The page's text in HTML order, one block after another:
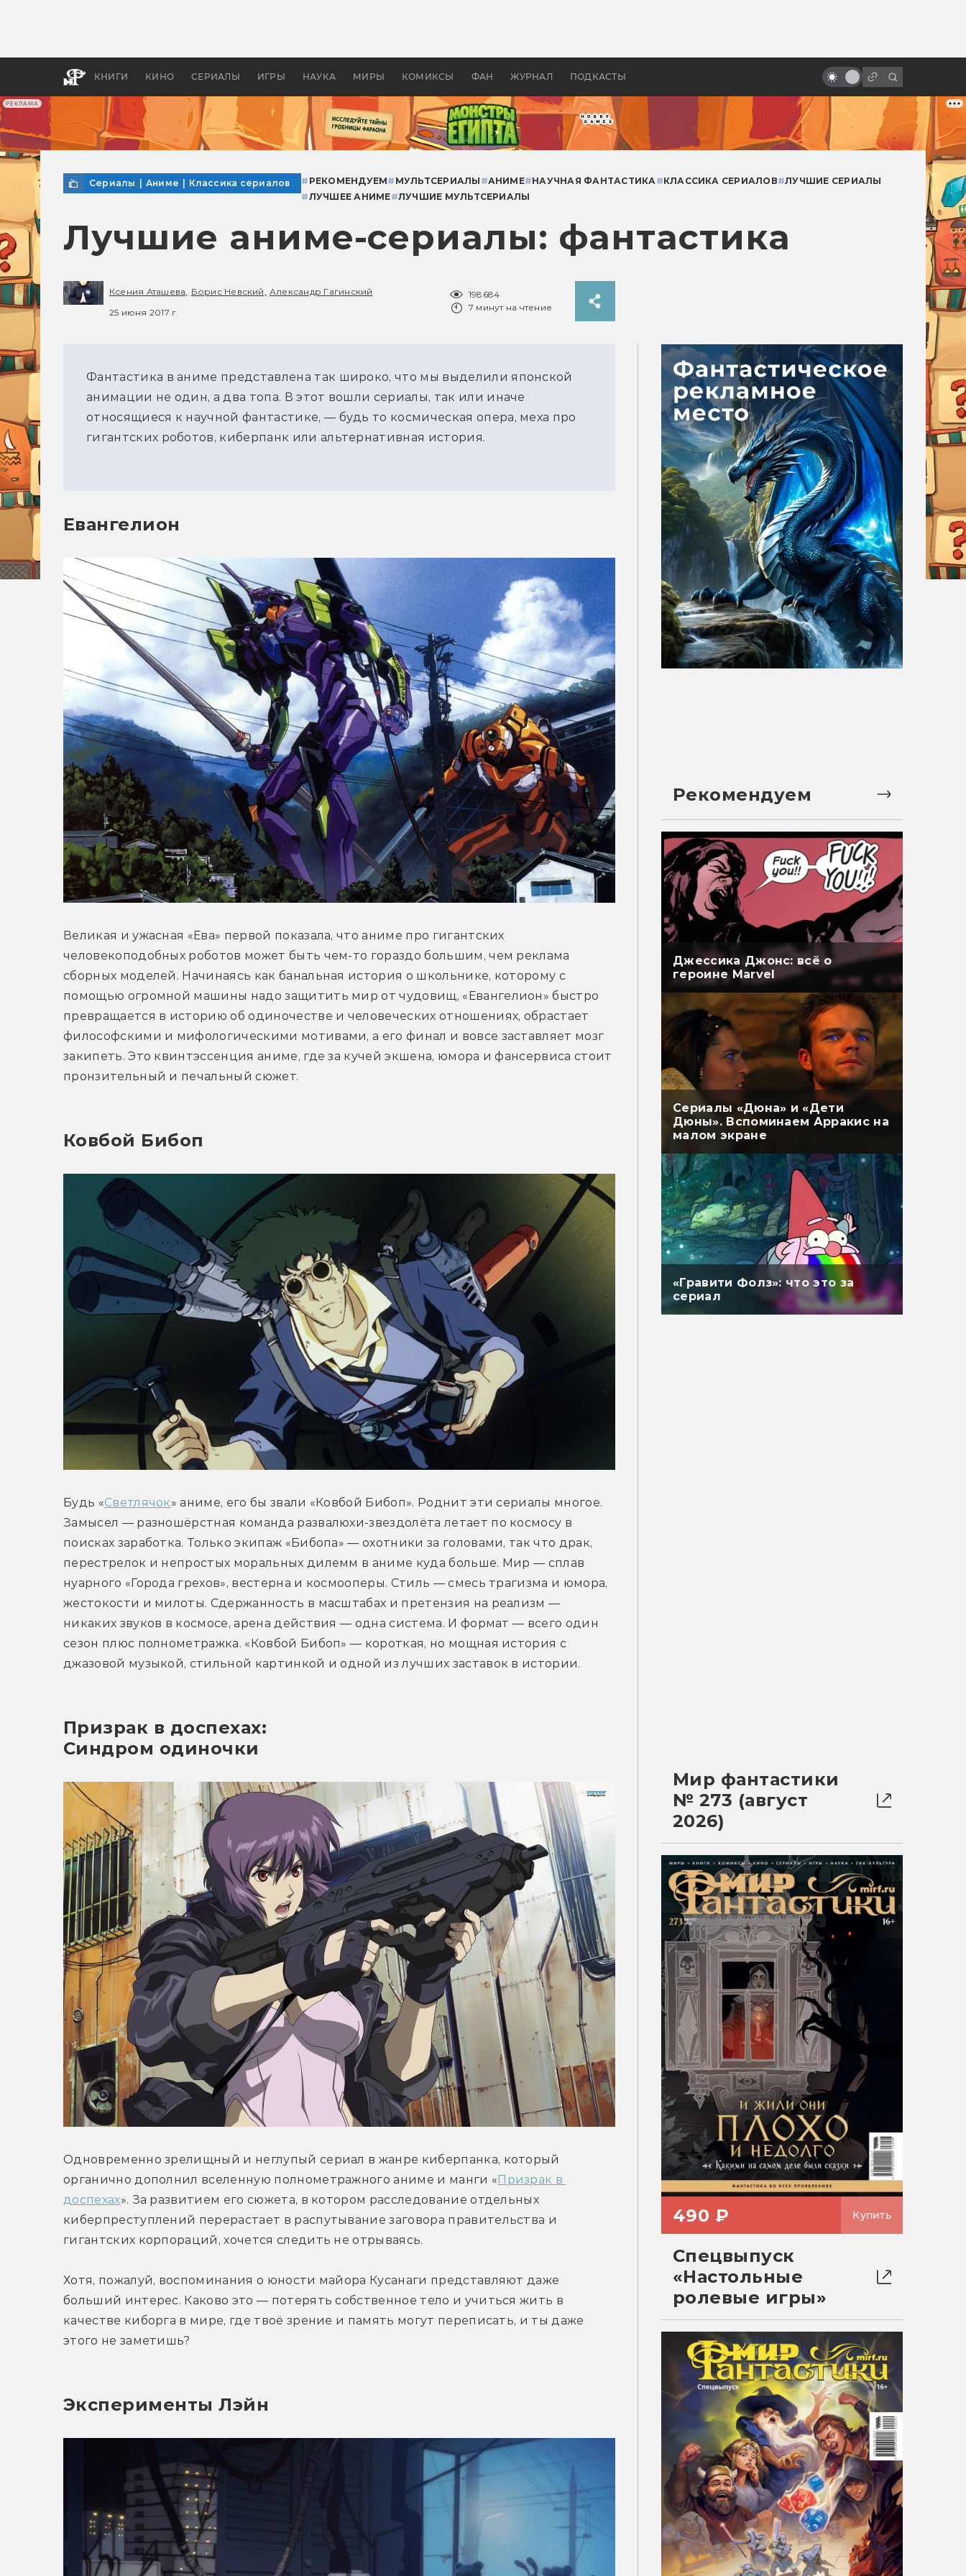
РЕКЛАМА
КНИГИ КИНО СЕРИАЛЫ ИГРЫ НАУКА МИРЫ КОМИКСЫ ФАН ЖУРНАЛ ПОДКАСТЫ
бы «Властелина колец»
Древней Грецией
компания
Сериалы Аниме Классика сериалов # РЕКОМЕНДУЕМ# МУЛЬТСЕРИАЛЫ #АНИМЕ#НАУЧНАЯ ФАНТАСТИКА#КЛАССИКА СЕРИАЛОВ#ЛУЧШИЕ СЕРИАЛЫ
#ЛУЧШЕЕ АНИМЕ#ЛУЧШИЕ МУЛЬТСЕРИАЛЫ
Лучшие аниме-сериалы: фантастика
Ксения Аташева, Борис Невский, Александр Гагинский
25 июня 2017 г.
198684
7 минут на чтение
Фантастика в аниме представлена так широко, что мы выделили японской
анимации не один, а два топа. В этот вошли сериалы, так или иначе
относящиеся к научной фантастике, — будь то космическая опера, меха про
гигантских роботов, киберпанк или альтернативная история.
Евангелион
Великая и ужасная «Ева» первой показала, что аниме про гигантских
человекоподобных роботов может быть чем-то гораздо большим, чем реклама
сборных моделей. Начинаясь как банальная история о школьнике, которому с
помощью огромной машины надо защитить мир от чудовищ, «Евангелион» быстро
превращается в историю об одиночестве и человеческих отношениях, обрастает
философскими и мифологическими мотивами, а его финал и вовсе заставляет мозг
закипеть. Это квинтэссенция аниме, где за кучей экшена, юмора и фансервиса стоит
пронзительный и печальный сюжет.
Ковбой Бибоп
Будь «Светлячок» аниме, его бы звали «Ковбой Бибоп». Роднит эти сериалы многое.
Замысел — разношёрстная команда развалюхи-звездолёта летает по космосу в
поисках заработка. Только экипаж «Бибопа» — охотники за головами, так что драк,
перестрелок и непростых моральных дилемм в аниме куда больше. Мир — сплав
нуарного «Города грехов», вестерна и космооперы. Стиль — смесь трагизма и юмора,
жестокости и милоты. Сдержанность в масштабах и претензия на реализм —
никаких звуков в космосе, арена действия — одна система. И формат — всего один
сезон плюс полнометражка. «Ковбой Бибоп» — короткая, но мощная история с
джазовой музыкой, стильной картинкой и одной из лучших заставок в истории.
Призрак в доспехах:
Синдром одиночки
Одновременно зрелищный и неглупый сериал в жанре киберпанка, который
органично дополнил вселенную полнометражного аниме и манги « Призрак в
доспехах». За развитием его сюжета, в котором расследование отдельных
киберпреступлений перерастает в распутывание заговора правительства и
гигантских корпораций, хочется следить не отрываясь.
Хотя, пожалуй, воспоминания о юности майора Кусанаги представляют даже
больший интерес. Каково это — потерять собственное тело и учиться жить в
качестве киборга в мире, где твоё зрение и память могут переписать, и ты даже
этого не заметишь?
Эксперименты Лэйн
Рекомендуем
Джессика Джонс: всё о
героине Marvel
Сериалы «Дюна» и «Дети
Дюны». Вспоминаем Арракис на
малом экране
«Гравити Фолз»: что это за
сериал
Мир фантастики
№ 273 (август
2026)
490 ₽ Купить
Спецвыпуск
«Настольные
ролевые игры»